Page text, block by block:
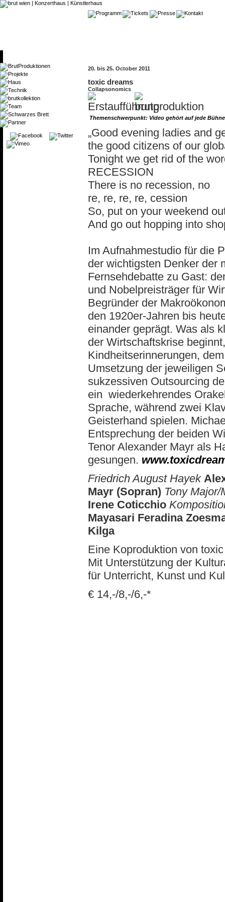
20. bis 25. October 2011
toxic dreams
Collapsonomics
Themenschwerpunkt: Video gehört auf jede
„Good evening ladies and
the good citizens of our
Tonight we get rid of the
RECESSION
There is no recession, no
re, re, re, re, cession
So, put on your weekend
And go out hopping into
Im Aufnahmestudio für die
der wichtigsten Denker der
Fernsehdebatte zu Gast:
und Nobelpreisträger für
Begründer der
den 1920er-Jahren bis
einander geprägt. Was als
der Wirtschaftskrise
Kindheitserinnerungen,
Umsetzung der jeweiligen
sukzessiven Outsourcing
ein wiederkehrendes
Sprache, während zwei
Geisterhand spielen.
Entsprechung der beiden
Tenor Alexander Mayr als
gesungen.
Friedrich August Hayek
Mayr (Sopran) Tony Major/
Irene Coticchio
Mayasari Feradina
Kilga
Eine Koproduktion von
Mit Unterstützung der
für Unterricht, Kunst und
€ 14,-/8,-/6,-*